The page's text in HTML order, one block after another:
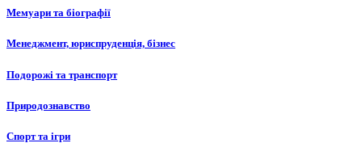
Мемуари та біографії
Менеджмент, юриспруденція, бізнес
Подорожі та транспорт
Природознавство
Спорт та ігри